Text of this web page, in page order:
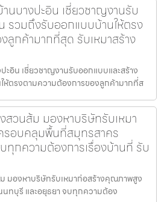
นบางปะอิน เชี่ยวชาญงานรับ
รวมถึงรับออกแบบบ้านให้ตรง
ลูกค้ามากที่สุด รับเหมาสร้าง
ะอิน เชี่ยวชาญงานรับออกแบบและสร้าง
ห้ตรงตามความต้องการของลูกค้ามากที่ส
สวนส้ม มองหาบริษัทรับเหมา
อบคลุมพื้นที่สมุทรสาคร
ทุกความต้องการเรื่องบ้านที่ รับ
มองหาบริษัทรับเหมาก่อสร้างคุณภาพสูง
ทบุรี และอยุธยา จบทุกความต้อง